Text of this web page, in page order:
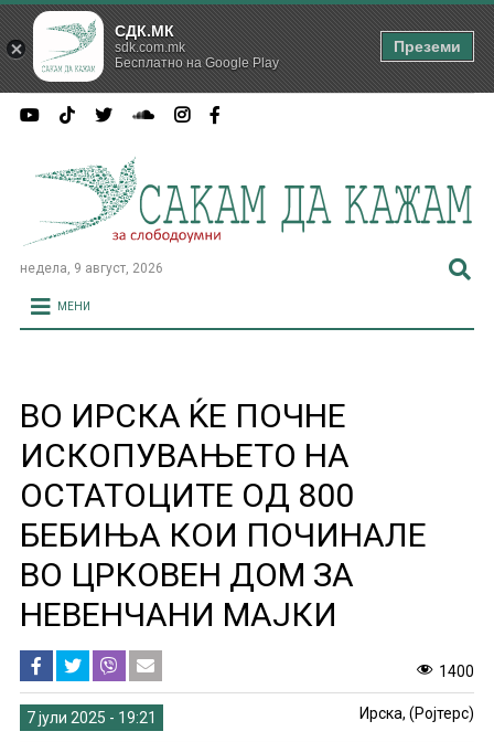
недела, 9 август, 2026
МЕНИ
ВО ИРСКА ЌЕ ПОЧНЕ
ИСКОПУВАЊЕТО НА
ОСТАТОЦИТЕ ОД 800
БЕБИЊА КОИ ПОЧИНАЛЕ
ВО ЦРКОВЕН ДОМ ЗА
НЕВЕНЧАНИ МАЈКИ
1400
7 јули 2025 - 19:21 Ирска, (Ројтерс)
СДК.МК
sdk.com.mk
Бесплатно на Google Play
Преземи